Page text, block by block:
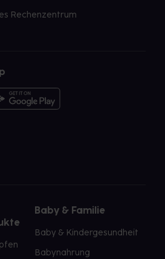
Rechenzentrum
Baby & Familie
Baby & Kindergesundheit
Babynahrung